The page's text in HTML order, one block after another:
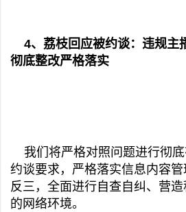
4、荔枝回应被约谈：违规主
彻底整改严格落实
我们将严格对照问题进行彻
约谈要求，严格落实信息内容
反三，全面进行自查自纠、营
的网络环境。